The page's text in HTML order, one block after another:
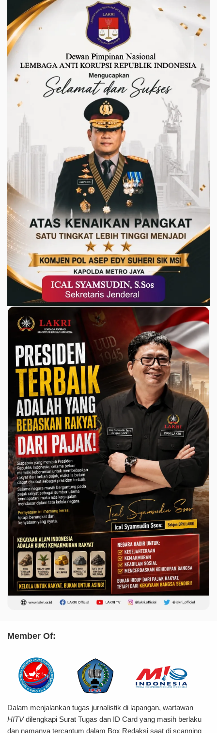
Member Of:
Dalam menjalankan tugas jurnalistik di lapangan, wartawan
HITVdilengkapi Surat Tugas dan ID Card yang masih berlaku
dan namanya tercantum dalam Box Redaksi saat di scanning